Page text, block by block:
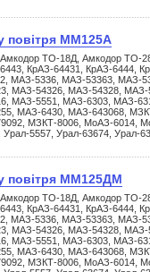
повітря ММ125А
ТО-18Д, Амкодор ТО-
КрАЗ-64431, КрАЗ-6444,
МАЗ-5336, МАЗ-53363, МАЗ-
МАЗ-54326, МАЗ-54328, МАЗ-
МАЗ-5551, МАЗ-6303, МАЗ-
МАЗ-6430, МАЗ-643068,
МЗКТ-8006, МоАЗ-6014,
5557, Урал-63674, Урал-
повітря ММ125ДМ
ТО-18Д, Амкодор ТО-
КрАЗ-64431, КрАЗ-6444,
МАЗ-5336, МАЗ-53363, МАЗ-
МАЗ-54326, МАЗ-54328, МАЗ-
МАЗ-5551, МАЗ-6303, МАЗ-
МАЗ-6430, МАЗ-643068,
МЗКТ-8006, МоАЗ-6014,